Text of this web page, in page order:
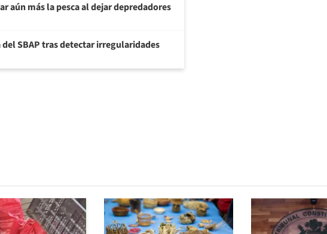
aún más la pesca al dejar depredadores
SBAP tras detectar irregularidades